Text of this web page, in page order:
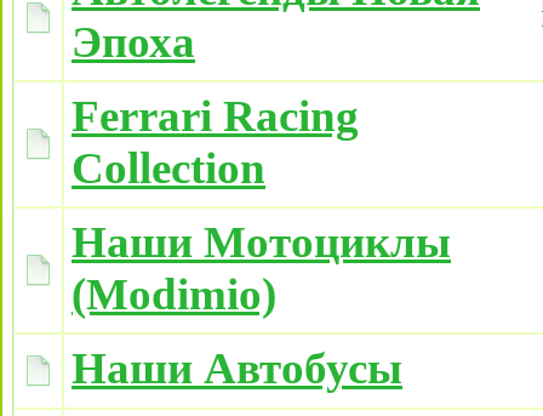
Эпоха
Ferrari Racing
Collection
Наши Мотоциклы
(Modimio)
Наши Автобусы